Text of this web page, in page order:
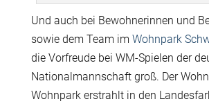
Und auch bei Bewohnerinnen und
sowie dem Team im Wohnpark
die Vorfreude bei WM-Spielen der
Nationalmannschaft groß. Der
Wohnpark erstrahlt in den